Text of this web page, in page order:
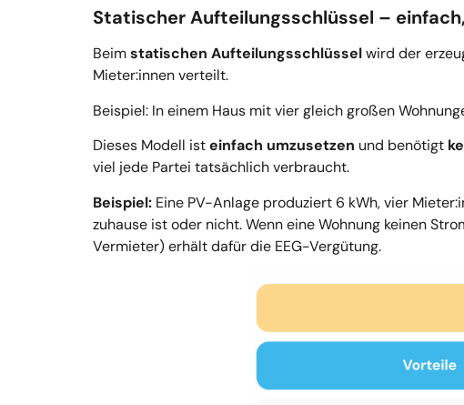
Statischer Aufteilungsschlüssel –
Beimstatischen Aufteilungsschlüsselwird der
Mieter:innen verteilt.
Beispiel: In einem Haus mit vier gleich großen
Dieses Modell isteinfach umzusetzen und benötigt
viel jede Partei tatsächlich verbraucht.
Beispiel: Eine PV-Anlage produziert 6 kWh, vier
zuhause ist oder nicht. Wenn eine Wohnung keinen
Vermieter) erhält dafür die EEG-Vergütung.